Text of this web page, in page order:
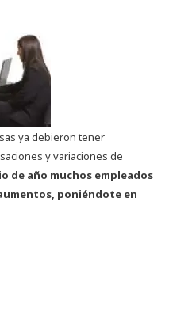
ya debieron tener
y variaciones de
de año muchos empleados
poniéndote en